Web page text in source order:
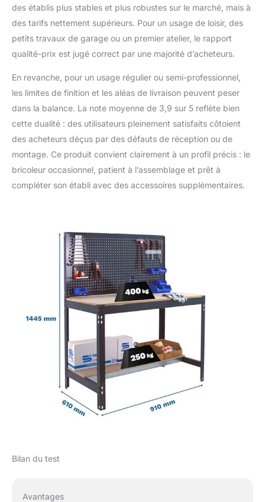
des établis plus stables et plus robustes sur le marché, mais à
des tarifs nettement supérieurs. Pour un usage de loisir, des
petits travaux de garage ou un premier atelier, le rapport
qualité-prix est jugé correct par une majorité d’acheteurs.
En revanche, pour un usage régulier ou semi-professionnel,
les limites de finition et les aléas de livraison peuvent peser
dans la balance. La note moyenne de 3,9 sur 5 reflète bien
cette dualité : des utilisateurs pleinement satisfaits côtoient
des acheteurs déçus par des défauts de réception ou de
montage. Ce produit convient clairement à un profil précis : le
bricoleur occasionnel, patient à l’assemblage et prêt à
compléter son établi avec des accessoires supplémentaires.
Bilan du test
Avantages